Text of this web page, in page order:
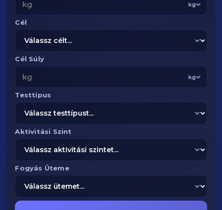
kg
Cél
Cél Súly
kg
Testtípus
Aktivitási Szint
Fogyás Üteme